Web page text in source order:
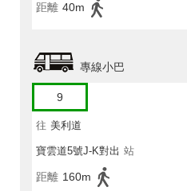
距離 40m
專線小巴
9
往 美利道
寶雲道5號J-K對出 站
距離 160m